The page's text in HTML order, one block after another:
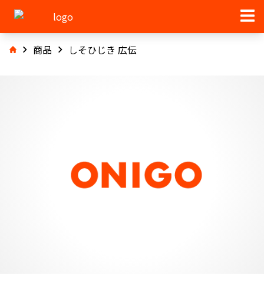
商品 しそひじき 広伝